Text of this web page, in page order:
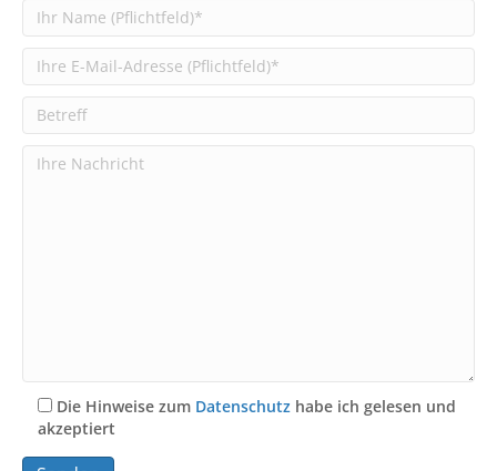
Die Hinweise zum Datenschutz habe ich gelesen und
akzeptiert